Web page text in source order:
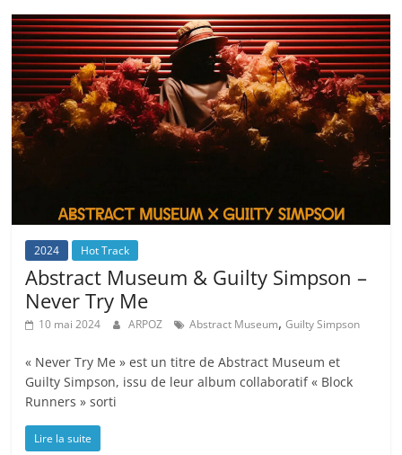
2024 Hot Track
Abstract Museum & Guilty Simpson –
Never Try Me
10 mai 2024 ARPOZ Abstract Museum,Guilty Simpson
« Never Try Me » est un titre de Abstract Museum et
Guilty Simpson, issu de leur album collaboratif « Block
Runners » sorti
Lire la suite